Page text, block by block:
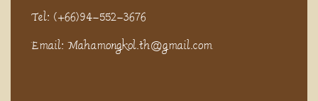
Tel: (+66)94-552-3676
Email: Mahamongkol.th@gmail.com